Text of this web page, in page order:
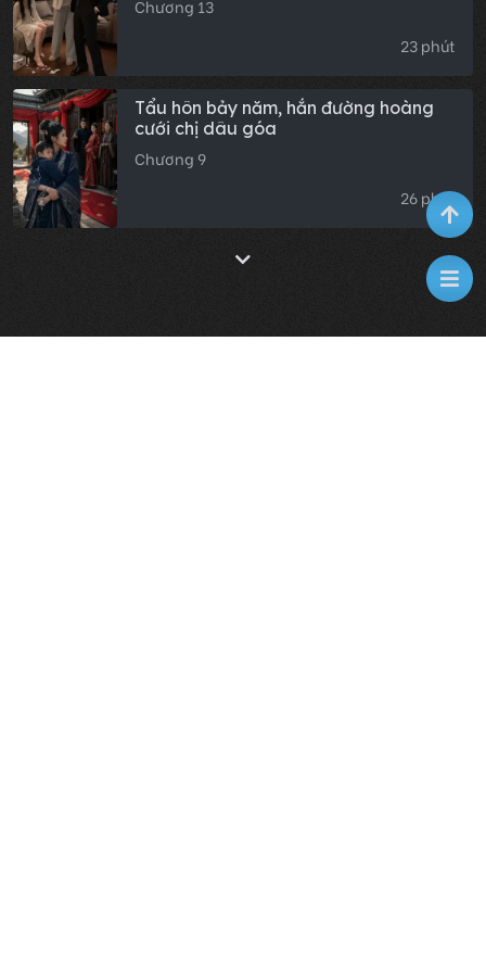
Chương 13
23 phút
Tẩu hôn bảy năm, hắn đường hoàng
cưới chị dâu góa
Chương 9
26 phút